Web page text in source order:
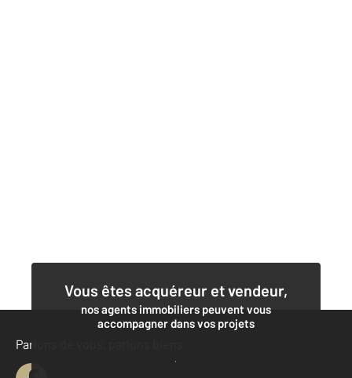
Vous êtes acquéreur et vendeur,
nos agents immobiliers peuvent vous
accompagner dans vos projets
Contacter l'agence
Parlons de vous, parlons biens